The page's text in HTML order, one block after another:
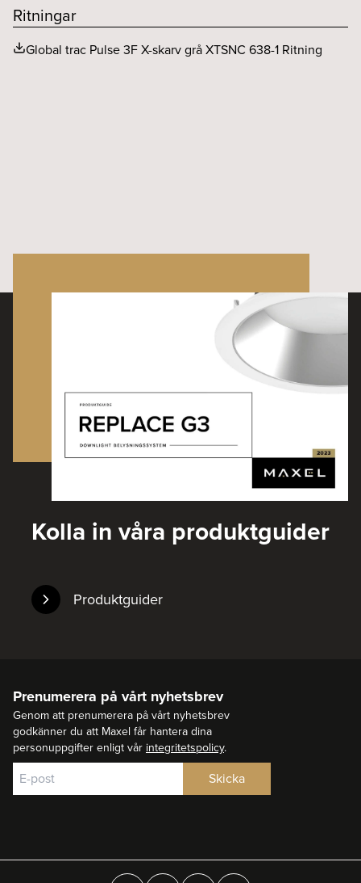
Ritningar
Global trac Pulse 3F X-skarv grå XTSNC 638-1 Ritning
Kolla in våra produktguider
Produktguider
Prenumerera på vårt nyhetsbrev
Genom att prenumerera på vårt nyhetsbrev
godkänner du att Maxel får hantera dina
personuppgifter enligt vår integritetspolicy.